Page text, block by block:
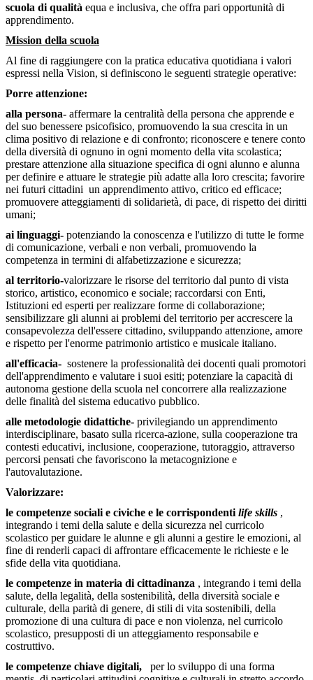
scuola di qualità equa e inclusiva, che offra pari opportunità di
apprendimento.
Mission della scuola
Al fine di raggiungere con la pratica educativa quotidiana i valori
espressi nella Vision, si definiscono le seguenti strategie operative:
Porre attenzione:
alla persona- affermare la centralità della persona che apprende e
del suo benessere psicofisico, promuovendo la sua crescita in un
clima positivo di relazione e di confronto; riconoscere e tenere conto
della diversità di ognuno in ogni momento della vita scolastica;
prestare attenzione alla situazione specifica di ogni alunno e alunna
per definire e attuare le strategie più adatte alla loro crescita; favorire
nei futuri cittadini un apprendimento attivo, critico ed efficace;
promuovere atteggiamenti di solidarietà, di pace, di rispetto dei diritti
umani;
ai linguaggi- potenziando la conoscenza e l'utilizzo di tutte le forme
di comunicazione, verbali e non verbali, promuovendo la
competenza in termini di alfabetizzazione e sicurezza;
al territorio-valorizzare le risorse del territorio dal punto di vista
storico, artistico, economico e sociale; raccordarsi con Enti,
Istituzioni ed esperti per realizzare forme di collaborazione;
sensibilizzare gli alunni ai problemi del territorio per accrescere la
consapevolezza dell'essere cittadino, sviluppando attenzione, amore
e rispetto per l'enorme patrimonio artistico e musicale italiano.
all'efficacia- sostenere la professionalità dei docenti quali promotori
dell'apprendimento e valutare i suoi esiti; potenziare la capacità di
autonoma gestione della scuola nel concorrere alla realizzazione
delle finalità del sistema educativo pubblico.
alle metodologie didattiche- privilegiando un apprendimento
interdisciplinare, basato sulla ricerca-azione, sulla cooperazione tra
contesti educativi, inclusione, cooperazione, tutoraggio, attraverso
percorsi pensati che favoriscono la metacognizione e
l'autovalutazione.
Valorizzare:
le competenze sociali e civiche e le corrispondenti life skills ,
integrando i temi della salute e della sicurezza nel curricolo
scolastico per guidare le alunne e gli alunni a gestire le emozioni, al
fine di renderli capaci di affrontare efficacemente le richieste e le
sfide della vita quotidiana.
le competenze in materia di cittadinanza , integrando i temi della
salute, della legalità, della sostenibilità, della diversità sociale e
culturale, della parità di genere, di stili di vita sostenibili, della
promozione di una cultura di pace e non violenza, nel curricolo
scolastico, presupposti di un atteggiamento responsabile e
costruttivo.
le competenze chiave digitali,
per lo sviluppo di una forma